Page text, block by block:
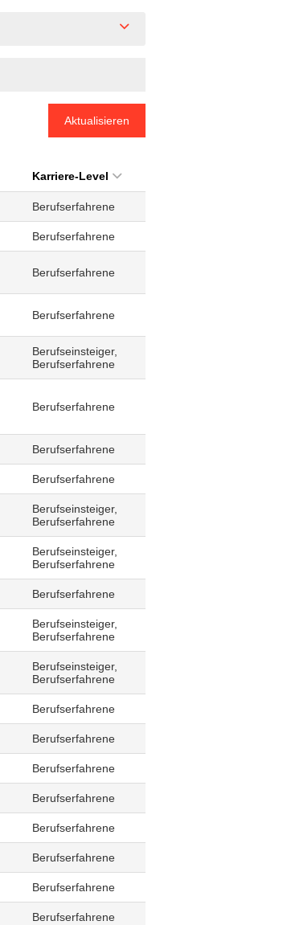
Aktualisieren
Karriere-Level
Berufserfahrene
Berufserfahrene
Berufserfahrene
Berufserfahrene
Berufseinsteiger,
Berufserfahrene
Berufserfahrene
Berufserfahrene
Berufserfahrene
Berufseinsteiger,
Berufserfahrene
Berufseinsteiger,
Berufserfahrene
Berufserfahrene
Berufseinsteiger,
Berufserfahrene
Berufseinsteiger,
Berufserfahrene
Berufserfahrene
Berufserfahrene
Berufserfahrene
Berufserfahrene
Berufserfahrene
Berufserfahrene
Berufserfahrene
Berufserfahrene